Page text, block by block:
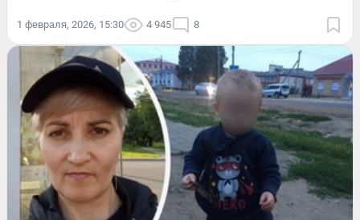
1 февраля, 2026, 15:30 4 945 8